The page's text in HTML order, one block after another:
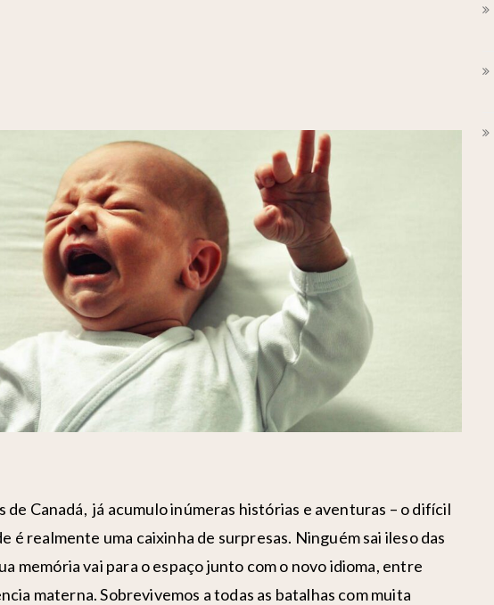
de Canadá, já acumulo inúmeras histórias e aventuras – o difícil
é realmente uma caixinha de surpresas. Ninguém sai ileso das
memória vai para o espaço junto com o novo idioma, entre
materna. Sobrevivemos a todas as batalhas com muita